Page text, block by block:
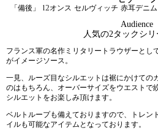
「備後」 12オンス セルヴィッチ 赤耳デニ
Audience
人気の2タックシ
フランス軍の名作ミリタリートラウザーとし
がイメージソース。
一見、ルーズ目なシルエットは裾にかけての
のはもちろん、オーバーサイズをウエストで
シルエットをお楽しみ頂けます。
ベルトループも備えておりますので、トレン
イルも可能なアイテムとなっております。